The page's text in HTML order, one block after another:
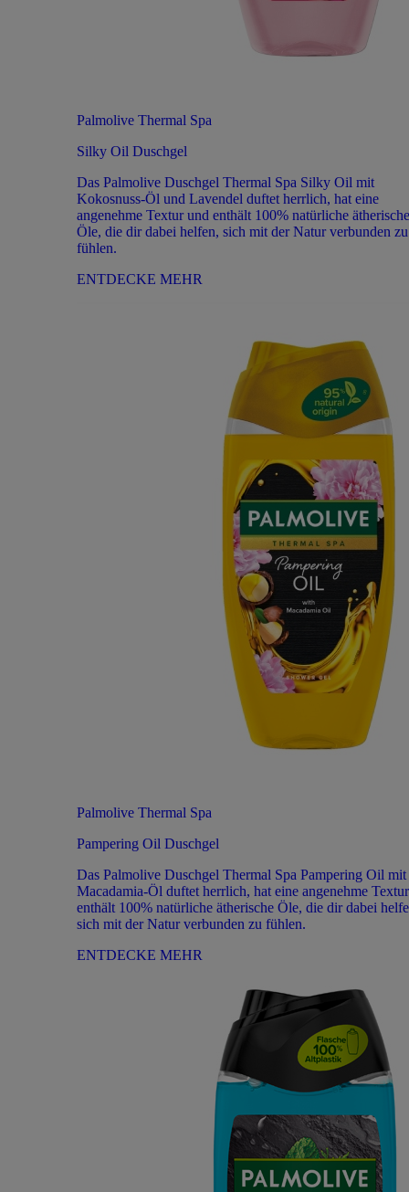
Palmolive Thermal Spa
Silky Oil Duschgel
Das Palmolive Duschgel Thermal Spa Silky Oil mit
Kokosnuss-Öl und Lavendel duftet herrlich, hat eine
angenehme Textur und enthält 100% natürliche ätherische
Öle, die dir dabei helfen, sich mit der Natur verbunden zu
fühlen.
ENTDECKE MEHR
Palmolive Thermal Spa
Pampering Oil Duschgel
Das Palmolive Duschgel Thermal Spa Pampering Oil mit
Macadamia-Öl duftet herrlich, hat eine angenehme
enthält 100% natürliche ätherische Öle, die dir dabei
sich mit der Natur verbunden zu fühlen.
ENTDECKE MEHR